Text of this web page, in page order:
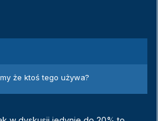
że ktoś tego używa?